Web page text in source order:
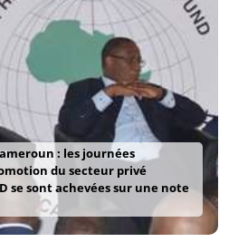
: les journées
du secteur privé
se sont achevées sur une note